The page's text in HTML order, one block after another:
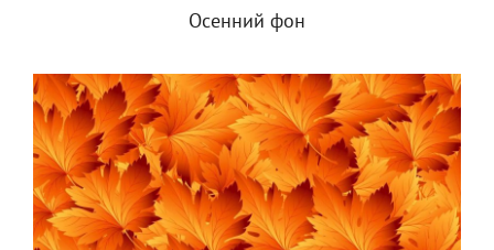
Осенний фон